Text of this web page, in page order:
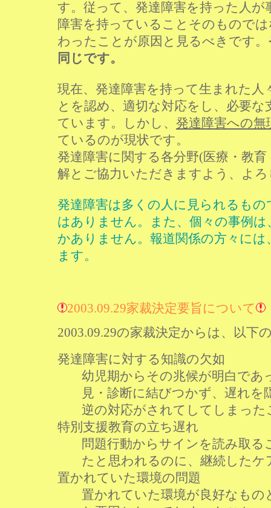
す。従って、発達障害を持った人
障害を持っていることそのもので
わったことが原因と見るべきです。
同じです。
現在、発達障害を持って生まれた
とを認め、適切な対応をし、必要
ています。しかし、 発達障害への無
ているのが現状です。
発達障害に関する各分野(医療・教
解とご協力いただきますよう、よ
発達障害は多くの人に見られるも
はありません。また、個々の事例
かありません。報道関係の方々に
ます。
2003.09.29家裁決定要旨について
2003.09.29の家裁決定からは、以下
発達障害に対する知識の欠如
幼児期からその兆候が明白であ
見・診断に結びつかず、遅れ
逆の対応がされてしてしまった
特別支援教育の立ち遅れ
問題行動からサインを読み取
たと思われるのに、継続した
置かれていた環境の問題
置かれていた環境が良好なもの